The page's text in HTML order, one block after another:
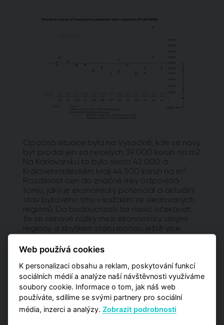
Opačná situace byla na Vysočině, kde se nový
byt prodal jen za necelých 39 000 korun na m2
Na Karlovarsku to bylo skoro 42 000 a
Královehradeckém kraji 44 500 korun na m2 .
Rozdílnost cen do značné míry odpovídá
tomu, jaký je ekonomický potenciál a aktuální
stav bytového trhu v každém ze sledovaných
regionů. Do budoucnosti lze navíc očekávat,
že se cenové nůžky mezi ekonomicky silnými
regiony a zbytkem státu mohou ještě více
rozevírat.
Vyžadujete detailnější analýzy?
Potřebujete pro svá rozhodnutí pokročilejší
informace a poptáváte kromě globálních čísel
také detailnější data zaměřená na užší výběr
pražských lokalit? Vyzkoušejte naší aplikaci
Analýzy trhu, kde máte příležitost zakoupit
Web používá cookies
K personalizaci obsahu a reklam, poskytování funkcí
sociálních médií a analýze naší návštěvnosti využíváme
soubory cookie. Informace o tom, jak náš web
používáte, sdílíme se svými partnery pro sociální
média, inzerci a analýzy.Zobrazit podrobnosti